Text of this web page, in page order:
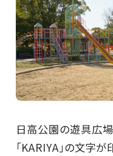
日高公園の遊具広
「KARIYA」の文字